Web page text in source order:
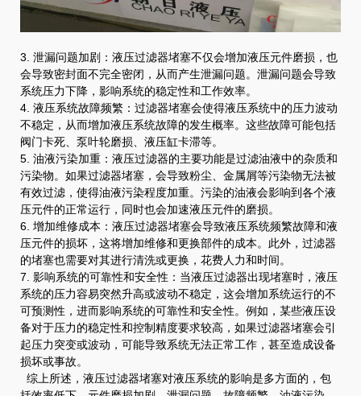
3. 泄漏问题加剧：液压过滤器堵塞不仅会增加液压元件磨损，也
会导致密封面不完全密闭，从而产生泄漏问题。泄漏问题会导致
系统压力下降，影响系统的稳定性和工作效率。
4. 液压系统故障频繁：过滤器堵塞会使得液压系统中的压力波动
不稳定，从而增加液压系统故障的发生概率。这些故障可能包括
阀门卡死、泵叶轮磨损、液压缸卡滞等。
5. 油液污染加重：液压过滤器的主要功能是过滤油液中的杂质和
污染物。如果过滤器堵塞，会导致粉尘、金属屑等污染物无法被
有效过滤，使得油液污染程度加重。污染的油液会影响到各个液
压元件的正常运行，同时也会加速液压元件的磨损。
6. 增加维修成本：液压过滤器堵塞会导致液压系统频繁故障和液
压元件的损坏，这将增加维修和更换部件的成本。此外，过滤器
的堵塞也需要对其进行清洗或更换，花费人力和时间。
7. 影响系统的可靠性和安全性：当液压过滤器出现堵塞时，液压
系统的压力容易突然升高或波动不稳定，这会增加系统运行的不
可预测性，进而影响系统的可靠性和安全性。例如，某些液压设
备对于压力的稳定性和控制精度要求较高，如果过滤器堵塞会引
起压力突变或波动，可能导致系统无法正常工作，甚至造成设备
损坏或事故。
综上所述，液压过滤器堵塞对液压系统的影响是多方面的，包